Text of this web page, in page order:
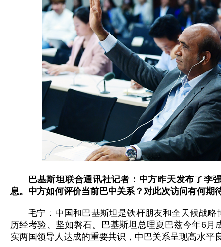
巴基斯坦联合通讯社记者：中方昨天发布了李
息。中方如何评价当前巴中关系？对此次访问有何期
毛宁：中国和巴基斯坦是铁杆朋友和全天候战
历经考验、坚如磐石。巴基斯坦总理夏巴兹今年6月
实两国领导人达成的重要共识，中巴关系呈现高水平